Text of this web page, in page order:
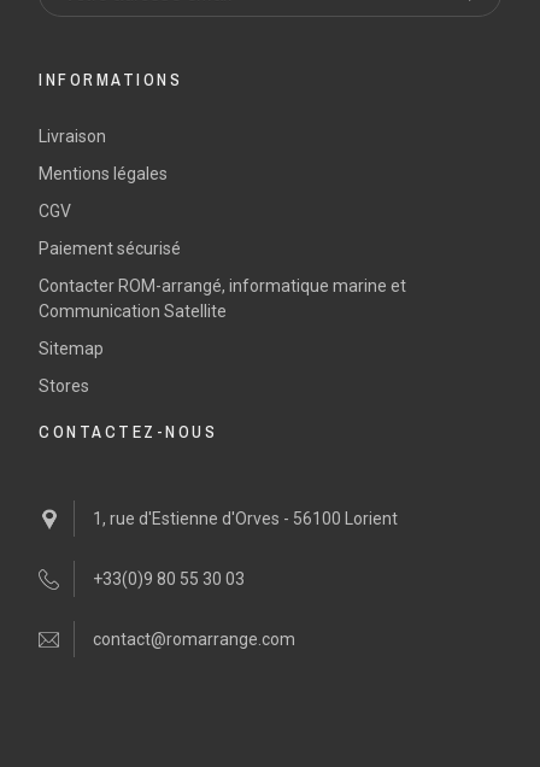
INFORMATIONS
Livraison
Mentions légales
CGV
Paiement sécurisé
Contacter ROM-arrangé, informatique marine et
Communication Satellite
Sitemap
Stores
CONTACTEZ-NOUS
1, rue d'Estienne d'Orves - 56100 Lorient
+33(0)9 80 55 30 03
contact@romarrange.com